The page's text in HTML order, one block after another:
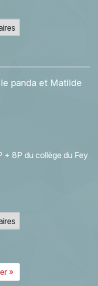
panda et Matilde
+ 8P du collège du Fey
»